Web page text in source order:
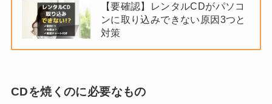
【要確認】レンタルCDがパソコ
ンに取り込みできない原因3つと
対策
CDを焼くのに必要なもの